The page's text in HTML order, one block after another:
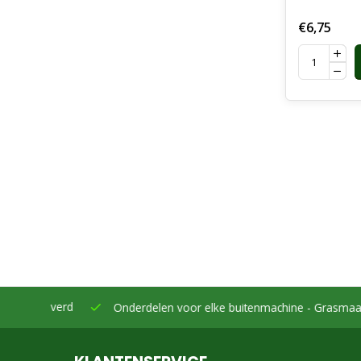
McCulloch
€6,75
Onderdelen voor elke buitenmachine -Grasmaaiers,